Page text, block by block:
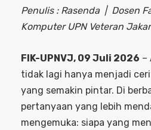
Penulis : Rasenda | Dosen
Komputer UPN Veteran
FIK-UPNVJ, 09 Juli 2026 –
tidak lagi hanya menjadi
yang semakin pintar. Di
pertanyaan yang lebih
mengemuka: siapa yang